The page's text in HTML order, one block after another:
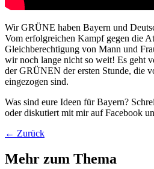
Wir GRÜNE haben Bayern und
Vom erfolgreichen Kampf gegen die
Gleichberechtigung von Mann und
wir noch lange nicht so weit! Es geht
der GRÜNEN der ersten Stunde, die
eingezogen sind.
Was sind eure Ideen für Bayern?
oder diskutiert mit mir auf Facebook
← Zurück
Mehr zum Thema